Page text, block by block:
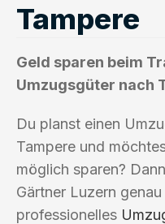
Tampere
Geld sparen beim
Umzugsgüter nach
Du planst einen
Tampere und
möglich sparen?
Gärtner Luzern
professionelles